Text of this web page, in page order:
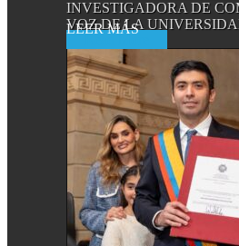
INVESTIGADORA DE
VOZ DE LA